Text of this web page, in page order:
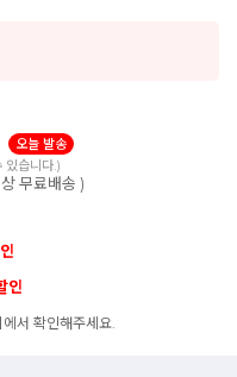
오늘 발송
있습니다.)
무료배송 )
인
서 확인해주세요.